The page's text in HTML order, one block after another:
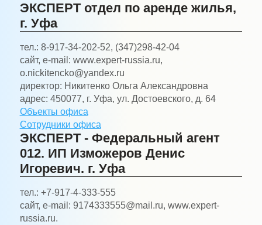
ЭКСПЕРТ отдел по аренде жилья,
г. Уфа
тел.: 8-917-34-202-52, (347)298-42-04
сайт, e-mail: www.expert-russia.ru,
o.nickitencko@yandex.ru
директор: Никитенко Ольга Александровна
адрес: 450077, г. Уфа, ул. Достоевского, д. 64
Объекты офиса
Сотрудники офиса
ЭКСПЕРТ - Федеральный агент
012. ИП Изможеров Денис
Игоревич. г. Уфа
тел.: +7-917-4-333-555
сайт, e-mail: 9174333555@mail.ru, www.expert-
russia.ru.